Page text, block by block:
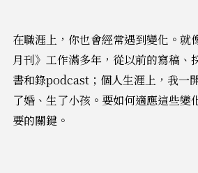
在職涯上，你也會經常遇到變化。就
月刊》工作滿多年，從以前的寫稿、
書和錄podcast；個人生涯上，我一
了婚、生了小孩。要如何適應這些變
要的關鍵。